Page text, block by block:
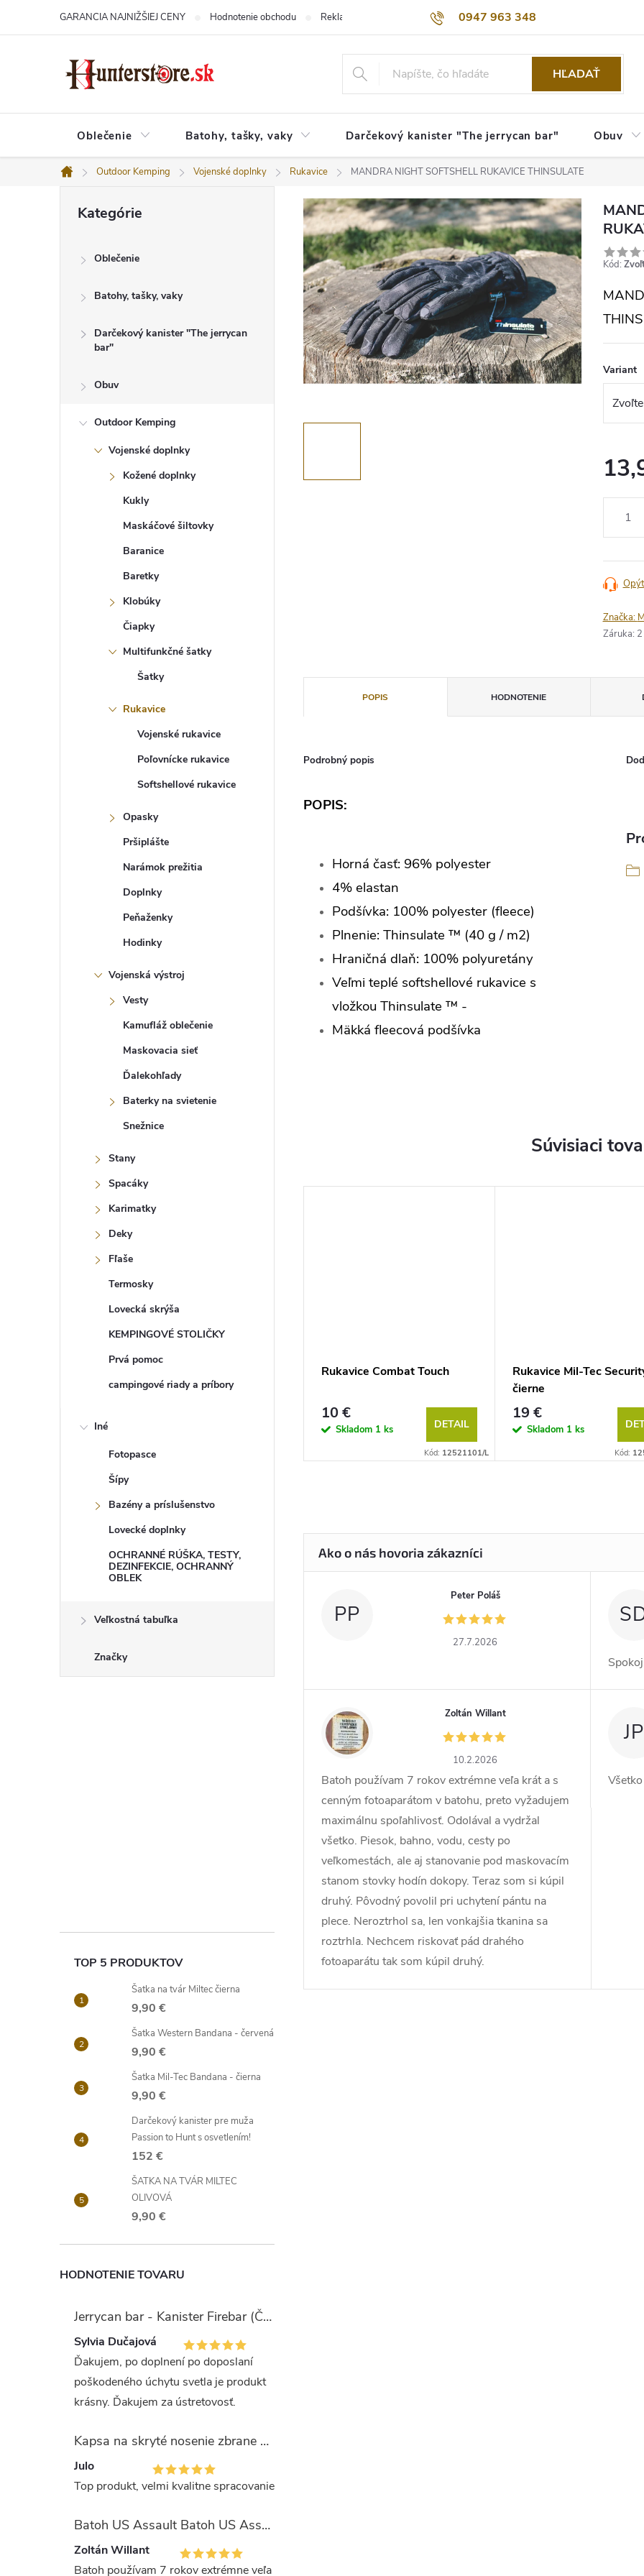
0947 963 348
GARANCIA NAJNIŽŠIEJ CENY Hodnotenie obchodu Reklamačný poriadok Obchodné podmienky
HĽADAŤ
Oblečenie Batohy, tašky, vaky Darčekový kanister "The jerrycan bar" Obuv
Domov
Outdoor Kemping Vojenské doplnky Rukavice MANDRA NIGHT SOFTSHELL RUKAVICE THINSULATE
kategórie
Kategórie
Oblečenie
Batohy, tašky, vaky
Darčekový kanister "The jerrycan
bar"
Obuv
Outdoor Kemping
Vojenské doplnky
Kožené doplnky
Kukly
Maskáčové šiltovky
Baranice
Baretky
Klobúky
Čiapky
Multifunkčné šatky
Šatky
Rukavice
Vojenské rukavice
Poľovnícke rukavice
Softshellové rukavice
Opasky
Pršiplášte
Narámok prežitia
Doplnky
Peňaženky
Hodinky
Vojenská výstroj
Vesty
Kamufláž oblečenie
Maskovacia sieť
Ďalekohľady
Baterky na svietenie
Snežnice
Stany
Spacáky
Karimatky
Deky
Fľaše
Termosky
Lovecká skrýša
KEMPINGOVÉ STOLIČKY
Prvá pomoc
campingové riady a príbory
Iné
Fotopasce
Šípy
Bazény a príslušenstvo
Lovecké doplnky
OCHRANNÉ RÚŠKA, TESTY,
DEZINFEKCIE, OCHRANNÝ
OBLEK
Veľkostná tabuľka
Značky
TOP 5 PRODUKTOV
Šatka na tvár Miltec čierna
9,90 €
Šatka Western Bandana - červená
9,90 €
Šatka Mil-Tec Bandana - čierna
9,90 €
Darčekový kanister pre muža
Passion to Hunt s osvetlením!
152 €
ŠATKA NA TVÁR MILTEC
OLIVOVÁ
9,90 €
HODNOTENIE TOVARU
Jerrycan bar - Kanister Firebar (Červený)
Sylvia Dučajová
Ďakujem, po doplnení po doposlaní
poškodeného úchytu svetla je produkt
krásny. Ďakujem za ústretovosť.
Kapsa na skryté nosenie zbrane OLIVA (veľkosť Glock 17/19)
Julo
Top produkt, velmi kvalitne spracovanie
Batoh US Assault Batoh US Assault "LASER CUT" 36l MULTIT.
Zoltán Willant
Batoh používam 7 rokov extrémne veľa
Kód:
Variant
Značka:
Záruka:
POPIS HODNOTENIE
Podrobný popis
POPIS:
Horná časť: 96% polyester
4% elastan
Podšívka: 100% polyester (fleece)
Plnenie: Thinsulate ™ (40 g / m2)
Hraničná dlaň: 100% polyuretány
Veľmi teplé softshellové rukavice s
vložkou Thinsulate ™ -
Mäkká fleecová podšívka
Súvisiaci
Rukavice Combat Touch
10 €
Skladom 1 ks DETAIL
Kód: 12521101/L
Rukavice Mil-Tec
čierne
19 €
Skladom 1 ks
Kód:
PP
Peter Poláš
27.7.2026
ZW
Zoltán Willant
10.2.2026
Batoh používam 7 rokov extrémne veľa krát a s
cenným fotoaparátom v batohu, preto vyžadujem
maximálnu spoľahlivosť. Odolával a vydržal
všetko. Piesok, bahno, vodu, cesty po
veľkomestách, ale aj stanovanie pod maskovacím
stanom stovky hodín dokopy. Teraz som si kúpil
druhý. Pôvodný povolil pri uchytení pántu na
plece. Neroztrhol sa, len vonkajšia tkanina sa
roztrhla. Nechcem riskovať pád drahého
fotoaparátu tak som kúpil druhý.
JP